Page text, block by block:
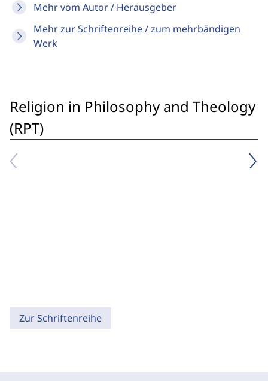
Mehr vom Autor / Herausgeber
Mehr zur Schriftenreihe / zum mehrbändigen
Werk
Religion in Philosophy and Theology
(RPT)
Zur Schriftenreihe